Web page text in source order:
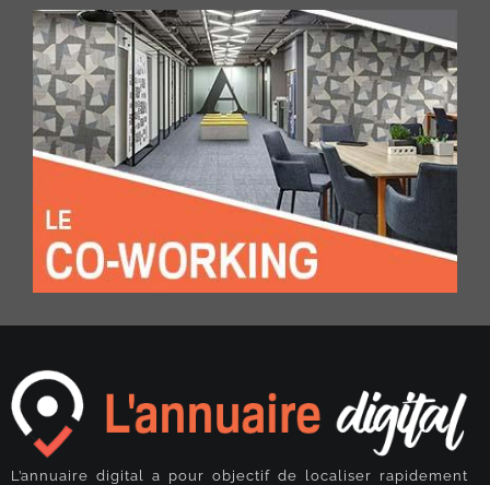
L’annuaire digital a pour objectif de localiser rapidement